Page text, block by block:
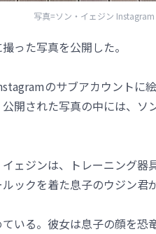
写真=ソン・イェジン Instagram
った写真を公開した。
のサブアカウントに
開された写真の中には、ソ
ェジンは、トレーニング器
ックを着た息子のウジン君
いる。彼女は息子の顔を恐